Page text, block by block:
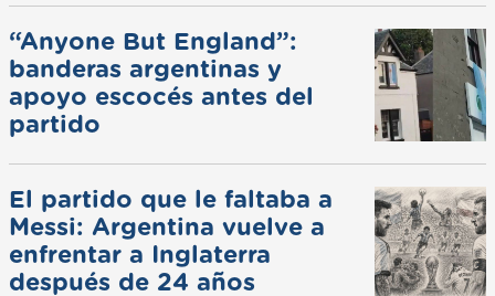
“Anyone But England”:
banderas argentinas y
apoyo escocés antes del
partido
El partido que le faltaba a
Messi: Argentina vuelve a
enfrentar a Inglaterra
después de 24 años